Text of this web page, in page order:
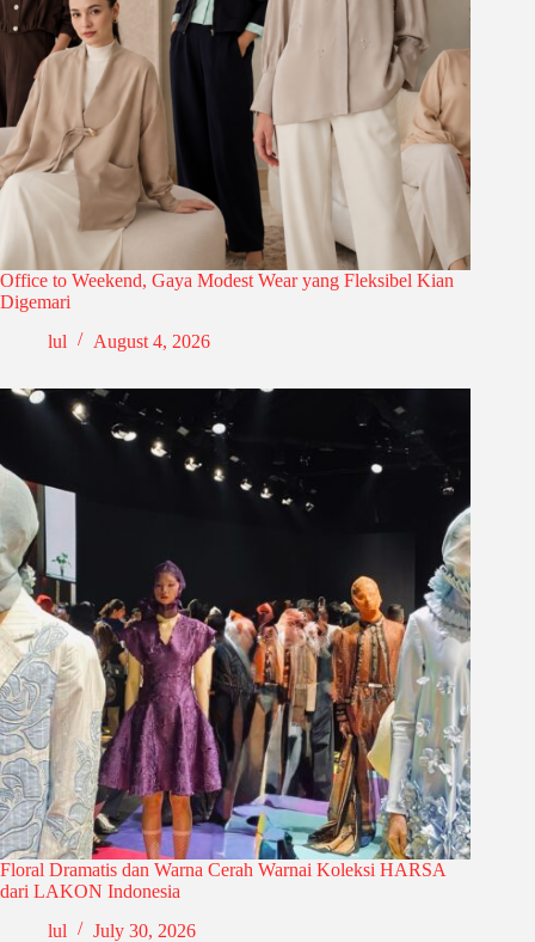
Office to Weekend, Gaya Modest Wear yang Fleksibel Kian
Digemari
lul
August 4, 2026
Floral Dramatis dan Warna Cerah Warnai Koleksi HARSA
dari LAKON Indonesia
lul
July 30, 2026